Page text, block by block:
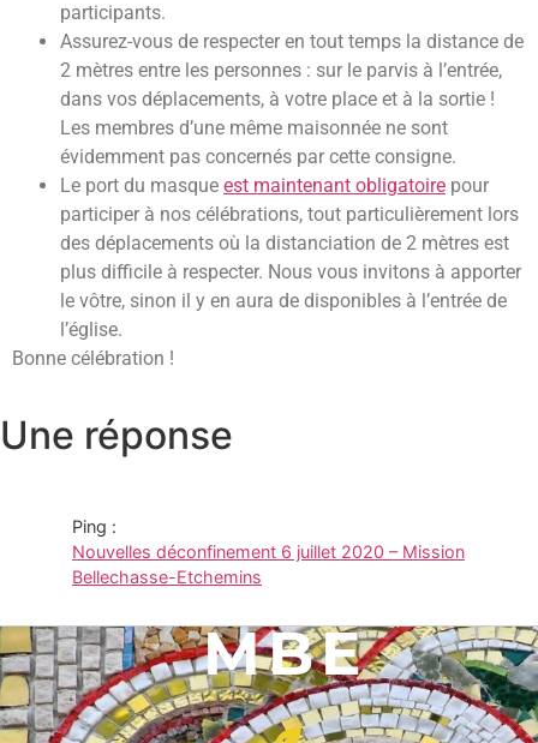
participants.
Assurez-vous de respecter en tout temps la distance de
2 mètres entre les personnes : sur le parvis à l’entrée,
dans vos déplacements, à votre place et à la sortie !
Les membres d’une même maisonnée ne sont
évidemment pas concernés par cette consigne.
Le port du masque est maintenant obligatoire pour
participer à nos célébrations, tout particulièrement lors
des déplacements où la distanciation de 2 mètres est
plus difficile à respecter. Nous vous invitons à apporter
le vôtre, sinon il y en aura de disponibles à l’entrée de
l’église.
Bonne célébration !
Une réponse
Ping :
Nouvelles déconfinement 6 juillet 2020 – Mission
Bellechasse-Etchemins
MBE